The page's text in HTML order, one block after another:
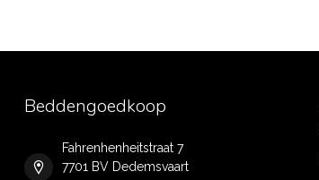
Beddengoedkoop
Fahrenhenheitstraat 7
7701 BV Dedemsvaart